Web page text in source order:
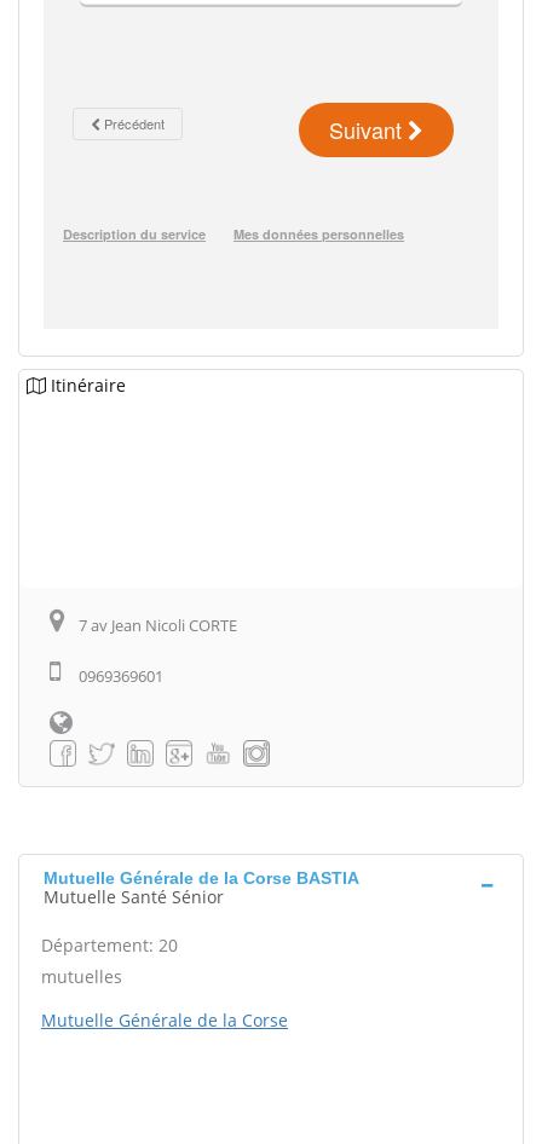
Itinéraire
7 av Jean Nicoli CORTE
0969369601
Mutuelle Générale de la Corse BASTIA
Mutuelle Santé Sénior
Département: 20
mutuelles
Mutuelle Générale de la Corse